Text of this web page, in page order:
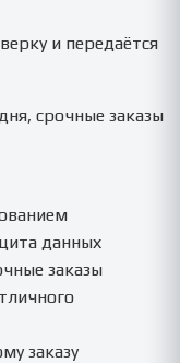
и передаётся
срочные заказы
данных
заказы
заказу